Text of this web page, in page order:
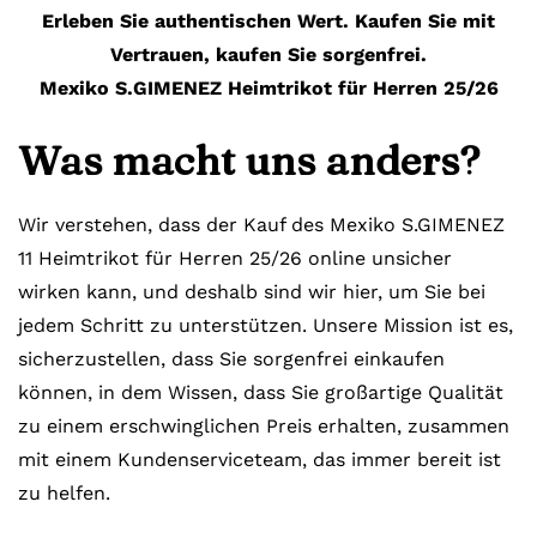
Erleben Sie authentischen Wert. Kaufen Sie mit
Vertrauen, kaufen Sie sorgenfrei.
Mexiko S.GIMENEZ Heimtrikot für Herren 25/26
Was macht uns anders?
Wir verstehen, dass der Kauf des Mexiko S.GIMENEZ
11 Heimtrikot für Herren 25/26 online unsicher
wirken kann, und deshalb sind wir hier, um Sie bei
jedem Schritt zu unterstützen. Unsere Mission ist es,
sicherzustellen, dass Sie sorgenfrei einkaufen
können, in dem Wissen, dass Sie großartige Qualität
zu einem erschwinglichen Preis erhalten, zusammen
mit einem Kundenserviceteam, das immer bereit ist
zu helfen.